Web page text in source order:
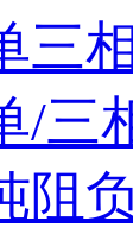
三
/三
阻